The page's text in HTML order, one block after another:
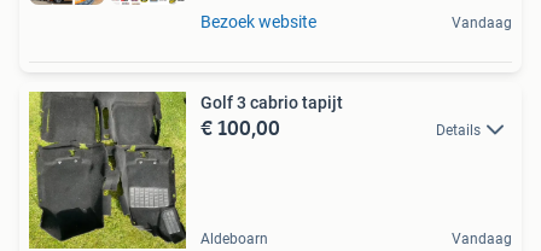
Bezoek website Vandaag
Golf 3 cabrio tapijt
€ 100,00 Details
Aldeboarn Vandaag